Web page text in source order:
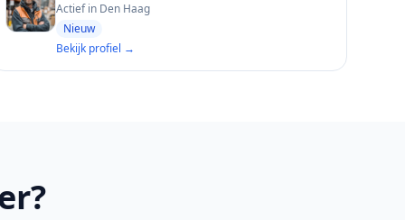
Actief in Den Haag
Nieuw
Bekijk profiel →